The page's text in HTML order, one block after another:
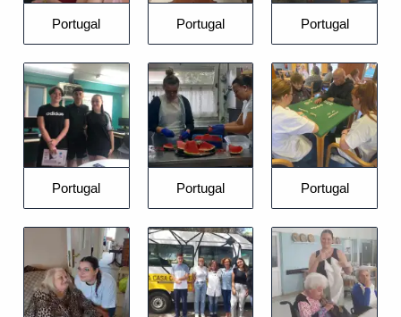
Portugal Portugal Portugal
Portugal Portugal Portugal